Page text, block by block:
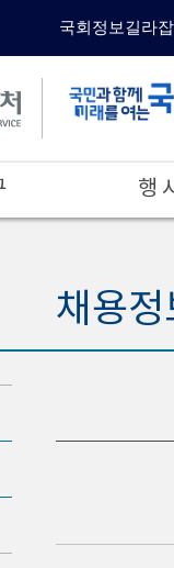
국회정보길라잡
행
채용정